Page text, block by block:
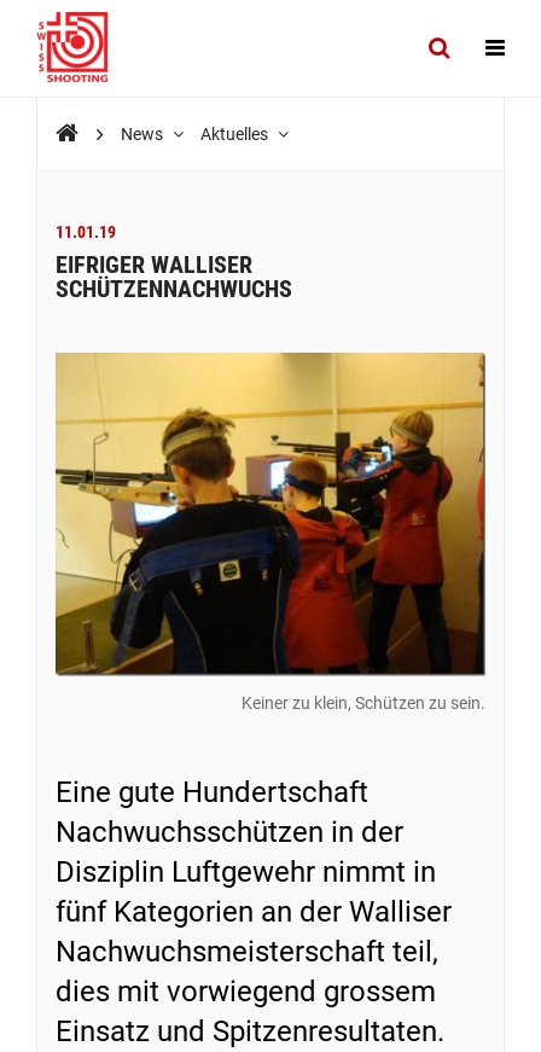
News Aktuelles
11.01.19
EIFRIGER WALLISER
SCHÜTZENNACHWUCHS
Keiner zu klein, Schützen zu sein.
Eine gute Hundertschaft
Nachwuchsschützen in der
Disziplin Luftgewehr nimmt in
fünf Kategorien an der Walliser
Nachwuchsmeisterschaft teil,
dies mit vorwiegend grossem
Einsatz und Spitzenresultaten.